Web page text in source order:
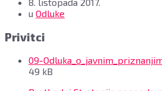
u Odluke
Privitci
09-
49 kB